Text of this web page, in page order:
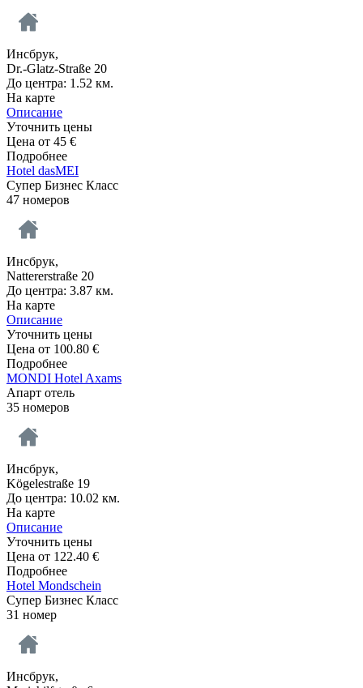
Инсбрук,
Dr.-Glatz-Straße 20
До центра: 1.52 км.
На карте
Описание
Уточнить цены
Цена от 45 €
Подробнее
Hotel dasMEI
Супер Бизнес Класс
47 номеров
Инсбрук,
Nattererstraße 20
До центра: 3.87 км.
На карте
Описание
Уточнить цены
Цена от 100.80 €
Подробнее
MONDI Hotel Axams
Апарт отель
35 номеров
Инсбрук,
Kögelestraße 19
До центра: 10.02 км.
На карте
Описание
Уточнить цены
Цена от 122.40 €
Подробнее
Hotel Mondschein
Супер Бизнес Класс
31 номер
Инсбрук,